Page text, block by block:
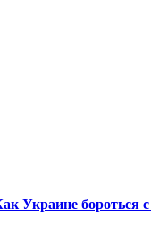
Украине бороться